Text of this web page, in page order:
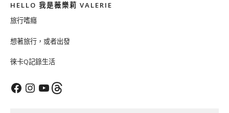
HELLO 我是薇樂莉 VALERIE
旅行嗜癮
想著旅行，或者出發
徠卡Q記錄生活
FacebookInstagram
YouTubeThreads